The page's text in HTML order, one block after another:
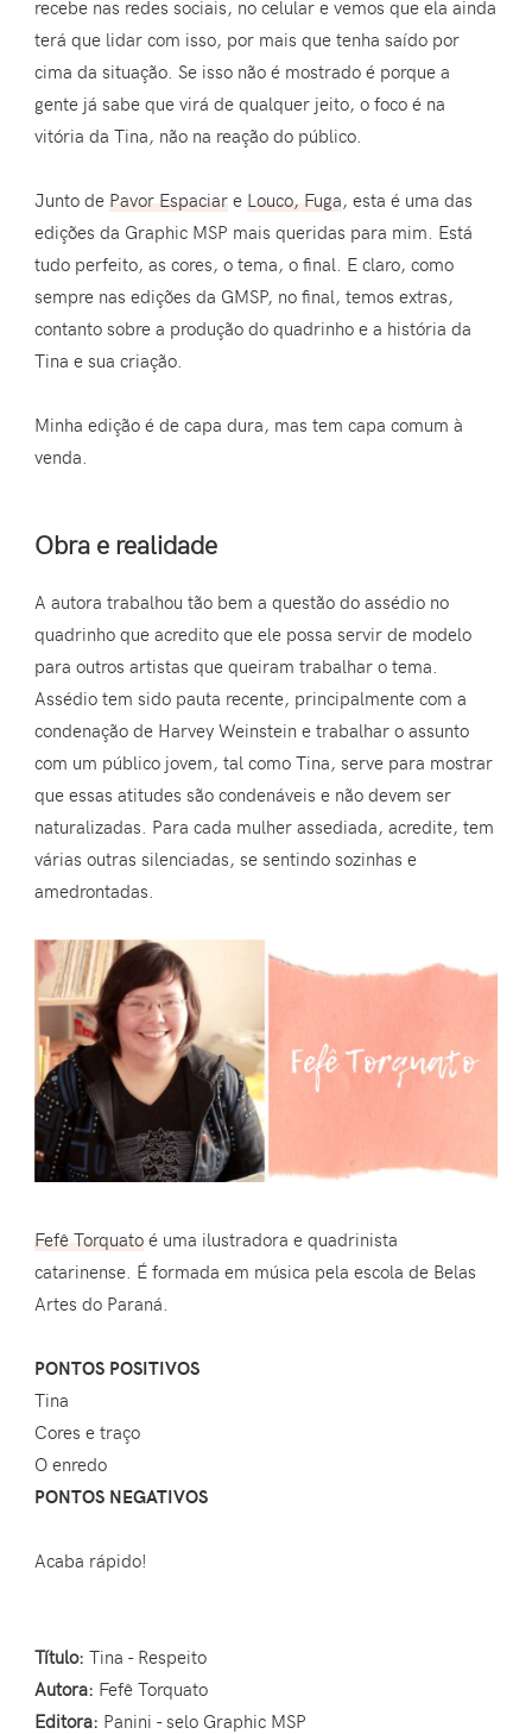
recebe nas redes sociais, no celular e vemos que ela ainda
terá que lidar com isso, por mais que tenha saído por
cima da situação. Se isso não é mostrado é porque a
gente já sabe que virá de qualquer jeito, o foco é na
vitória da Tina, não na reação do público.
Junto de Pavor Espaciar e Louco, Fuga, esta é uma das
edições da Graphic MSP mais queridas para mim. Está
tudo perfeito, as cores, o tema, o final. E claro, como
sempre nas edições da GMSP, no final, temos extras,
contanto sobre a produção do quadrinho e a história da
Tina e sua criação.
Minha edição é de capa dura, mas tem capa comum à
venda.
Obra e realidade
A autora trabalhou tão bem a questão do assédio no
quadrinho que acredito que ele possa servir de modelo
para outros artistas que queiram trabalhar o tema.
Assédio tem sido pauta recente, principalmente com a
condenação de Harvey Weinstein e trabalhar o assunto
com um público jovem, tal como Tina, serve para mostrar
que essas atitudes são condenáveis e não devem ser
naturalizadas. Para cada mulher assediada, acredite, tem
várias outras silenciadas, se sentindo sozinhas e
amedrontadas.
Fefê Torquato é uma ilustradora e quadrinista
catarinense. É formada em música pela escola de Belas
Artes do Paraná.
PONTOS POSITIVOS
Tina
Cores e traço
O enredo
PONTOS NEGATIVOS
Acaba rápido!
Título: Tina - Respeito
Autora: Fefê Torquato
Editora: Panini - selo Graphic MSP